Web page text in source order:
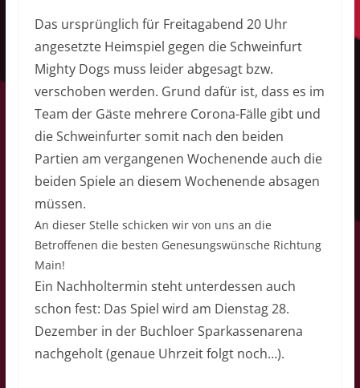
Das ursprünglich für Freitagabend 20 Uhr
angesetzte Heimspiel gegen die Schweinfurt
Mighty Dogs muss leider abgesagt bzw.
verschoben werden. Grund dafür ist, dass es im
Team der Gäste mehrere Corona-Fälle gibt und
die Schweinfurter somit nach den beiden
Partien am vergangenen Wochenende auch die
beiden Spiele an diesem Wochenende absagen
müssen.
An dieser Stelle schicken wir von uns an die
Betroffenen die besten Genesungswünsche Richtung
Main!
Ein Nachholtermin steht unterdessen auch
schon fest: Das Spiel wird am Dienstag 28.
Dezember in der Buchloer Sparkassenarena
nachgeholt (genaue Uhrzeit folgt noch…).